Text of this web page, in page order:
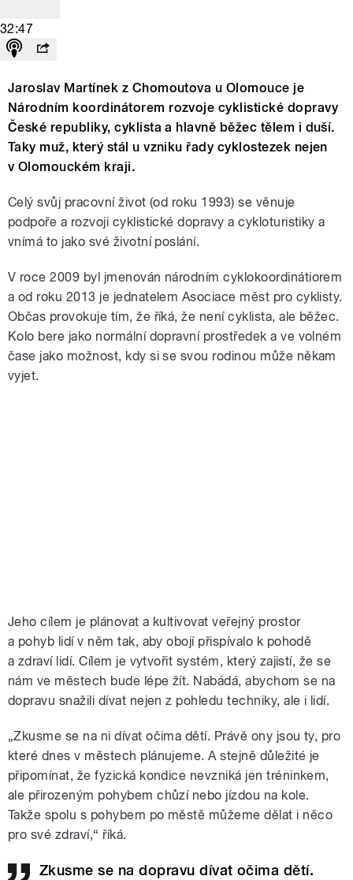
32:47
Jaroslav Martínek z Chomoutova u Olomouce je
Národním koordinátorem rozvoje cyklistické dopravy
České republiky, cyklista a hlavně běžec tělem i duší.
Taky muž, který stál u vzniku řady cyklostezek nejen
v Olomouckém kraji.
Celý svůj pracovní život (od roku 1993) se věnuje
podpoře a rozvoji cyklistické dopravy a cykloturistiky a
vnímá to jako své životní poslání.
V roce 2009 byl jmenován národním cyklokoordinátiorem
a od roku 2013 je jednatelem Asociace měst pro cyklisty.
Občas provokuje tím, že říká, že není cyklista, ale běžec.
Kolo bere jako normální dopravní prostředek a ve volném
čase jako možnost, kdy si se svou rodinou může někam
vyjet.
Jeho cílem je plánovat a kultivovat veřejný prostor
a pohyb lidí v něm tak, aby obojí přispívalo k pohodě
a zdraví lidí. Cílem je vytvořit systém, který zajistí, že se
nám ve městech bude lépe žít. Nabádá, abychom se na
dopravu snažili dívat nejen z pohledu techniky, ale i lidí.
„Zkusme se na ni dívat očima dětí. Právě ony jsou ty, pro
které dnes v městech plánujeme. A stejně důležité je
připomínat, že fyzická kondice nevzniká jen tréninkem,
ale přirozeným pohybem chůzí nebo jízdou na kole.
Takže spolu s pohybem po městě můžeme dělat i něco
pro své zdraví,“ říká.
Zkusme se na dopravu dívat očima dětí.